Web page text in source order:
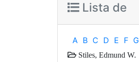
Lista de
A B C D E F G
Stiles, Edmund W.